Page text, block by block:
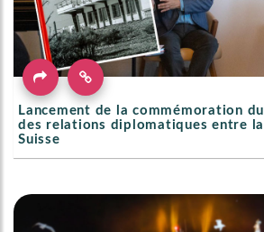
Lancement de la commémoration
des relations diplomatiques entre
Suisse